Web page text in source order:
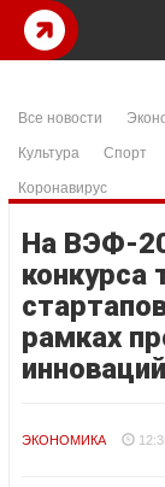
Все новости
Культура
Спорт
Коронавирус
На ВЭФ-
конкурса
рамках
ЭКОНОМИКА